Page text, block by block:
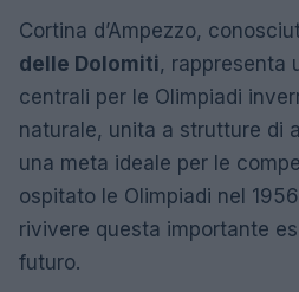
Cortina d’Ampezzo,
delle Dolomiti, rappresenta
centrali per le Olimpiadi
naturale, unita a strutture di
una meta ideale per le
ospitato le Olimpiadi nel
rivivere questa importante
futuro.